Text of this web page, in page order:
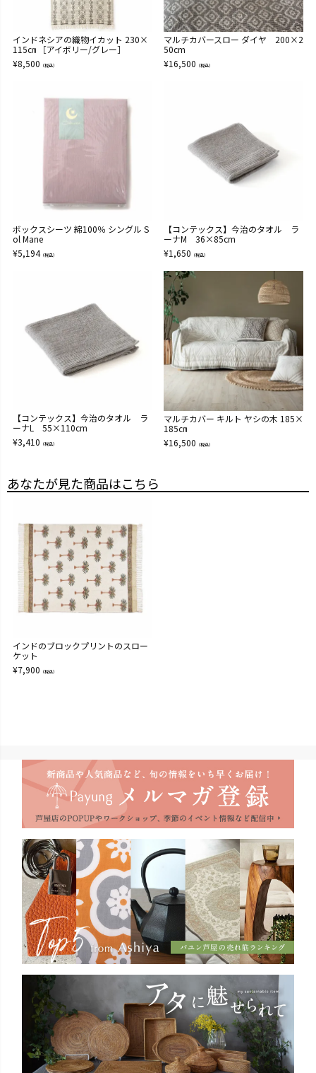
インドネシアの織物イカット 230×
115㎝ ［アイボリー/グレー］
¥8,500 （税込）
マルチカバースロー ダイヤ 200×2
50cm
¥16,500 （税込）
ボックスシーツ 綿100％ シングル S
ol Mane
¥5,194（税込）
【コンテックス】今治のタオル ラ
ーナM 36×85cm
¥1,650 （税込）
【コンテックス】今治のタオル ラ
ーナL 55×110cm
¥3,410 （税込）
マルチカバー キルト ヤシの木 185×
185㎝
¥16,500 （税込）
あなたが見た商品はこちら
インドのブロックプリントのスロー
ケット
¥7,900 （税込）